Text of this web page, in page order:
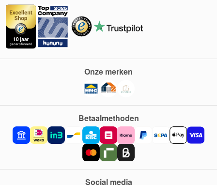
Betaalmethoden
Onze merken
Social media